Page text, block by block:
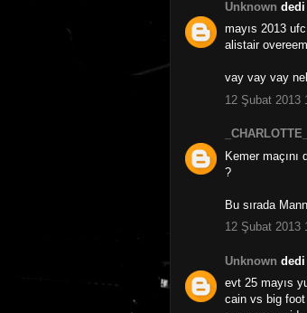
Unknown
mayıs 2013
alistair
vay vay vay
12 Şubat 2013
_CHARLOTTE_
Kemer
?
Bu sırada
12 Şubat 2013
Unknown
evt 25 mayıs
cain vs big foot